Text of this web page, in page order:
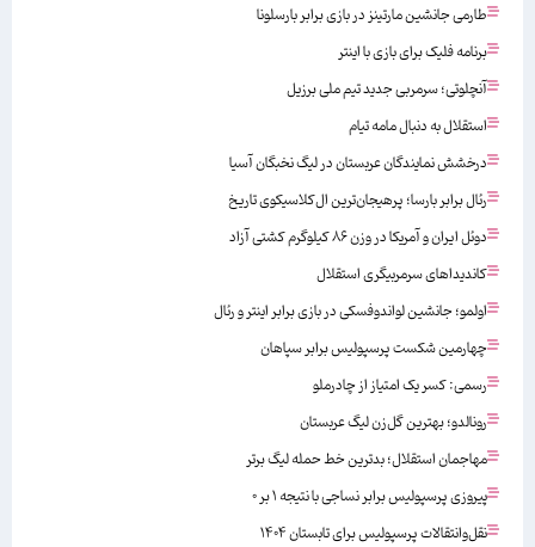
طارمی جانشین مارتینز در بازی برابر بارسلونا
برنامه فلیک برای بازی با اینتر
آنچلوتی؛ سرمربی جدید تیم ملی برزیل
استقلال به دنبال مامه تیام
درخشش نمایندگان عربستان در لیگ نخبگان آسیا
رئال برابر بارسا؛ پرهیجان‌‌ترین ال‌کلاسیکوی تاریخ
دوئل ایران و آمریکا در وزن ۸۶ کیلوگرم کشتی آزاد
کاندیداهای سرمربیگری استقلال
اولمو؛ جانشین لواندوفسکی در بازی برابر اینتر و رئال
چهارمین شکست پرسپولیس برابر سپاهان
رسمی: کسر یک امتیاز از چادرملو
رونالدو؛ بهترین گل‌زن لیگ عربستان
مهاجمان استقلال؛ بدترین خط حمله لیگ برتر
پیروزی پرسپولیس برابر نساجی با نتیجه ۱ بر ۰
نقل‌وانتقالات پرسپولیس برای تابستان ۱۴۰۴